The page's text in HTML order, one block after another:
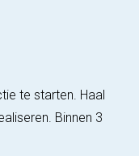
te starten. Haal
Binnen 3